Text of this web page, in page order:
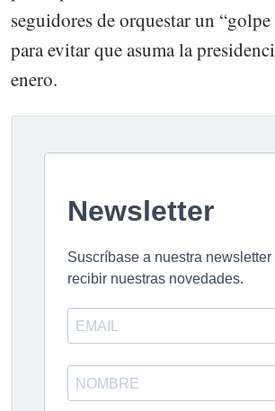
seguidores de orquestar un
para evitar que asuma la
enero.